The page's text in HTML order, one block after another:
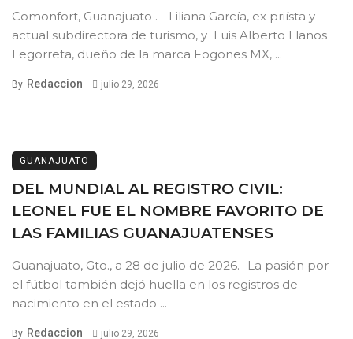
Comonfort, Guanajuato .- Liliana García, ex priísta y
actual subdirectora de turismo, y Luis Alberto Llanos
Legorreta, dueño de la marca Fogones MX, ...
By Redaccion julio 29, 2026
GUANAJUATO
DEL MUNDIAL AL REGISTRO CIVIL:
LEONEL FUE EL NOMBRE FAVORITO DE
LAS FAMILIAS GUANAJUATENSES
Guanajuato, Gto., a 28 de julio de 2026.- La pasión por
el fútbol también dejó huella en los registros de
nacimiento en el estado ...
By Redaccion julio 29, 2026